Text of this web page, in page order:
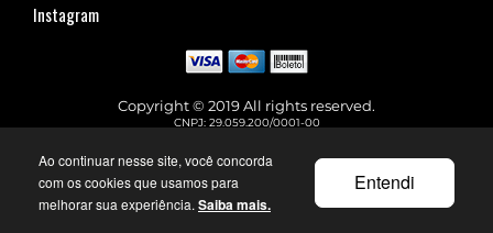
Ao continuar nesse site, você concorda
com os cookies que usamos para
melhorar sua experiência. Saiba mais.
Entendi
Instagram
Copyright © 2019 All rights reserved.
CNPJ: 29.059.200/0001-00
Telefone para contato: (11) 99144-4129
faleconosco@urbane.com.br